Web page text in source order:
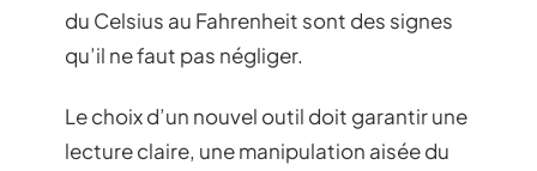
du Celsius au Fahrenheit sont des signes
qu’il ne faut pas négliger.
Le choix d’un nouvel outil doit garantir une
lecture claire, une manipulation aisée du